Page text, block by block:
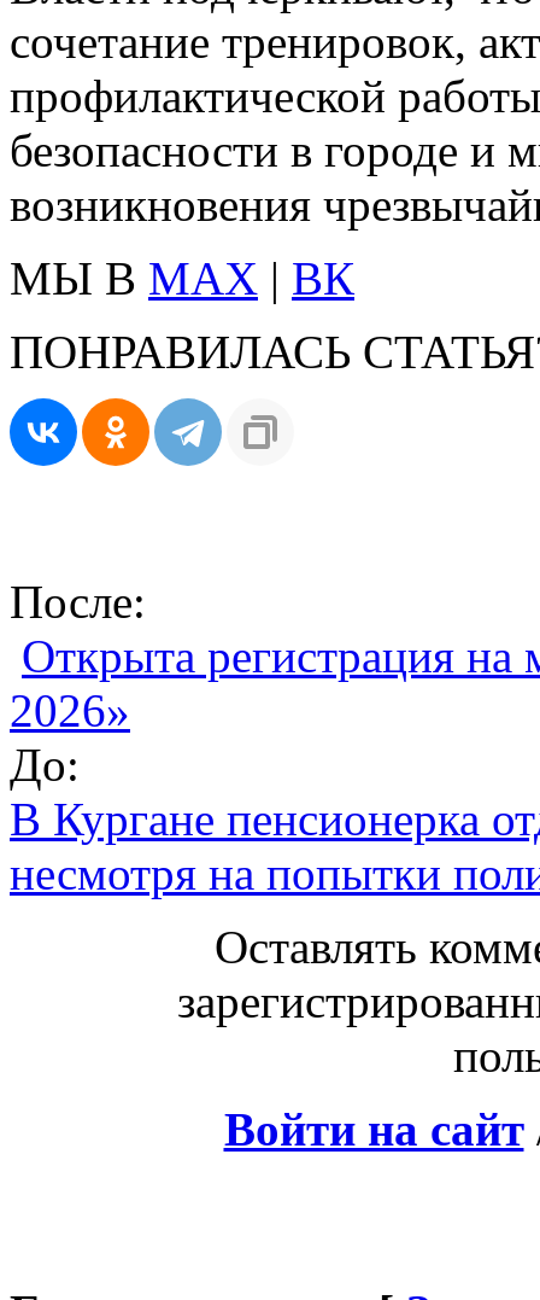
сочетание тренировок,
профилактической
безопасности в городе и
возникновения
МЫ В MAX | ВК
ПОНРАВИЛАСЬ
После:
Открыта регистрация
2026»
До:
В Кургане пенсионерка
несмотря на попытки
Оставлять
Войти на сайт